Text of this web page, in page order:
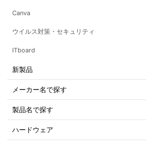
Canva
ウイルス対策・セキュリティ
ITboard
新製品
メーカー名で探す
製品名で探す
ハードウェア